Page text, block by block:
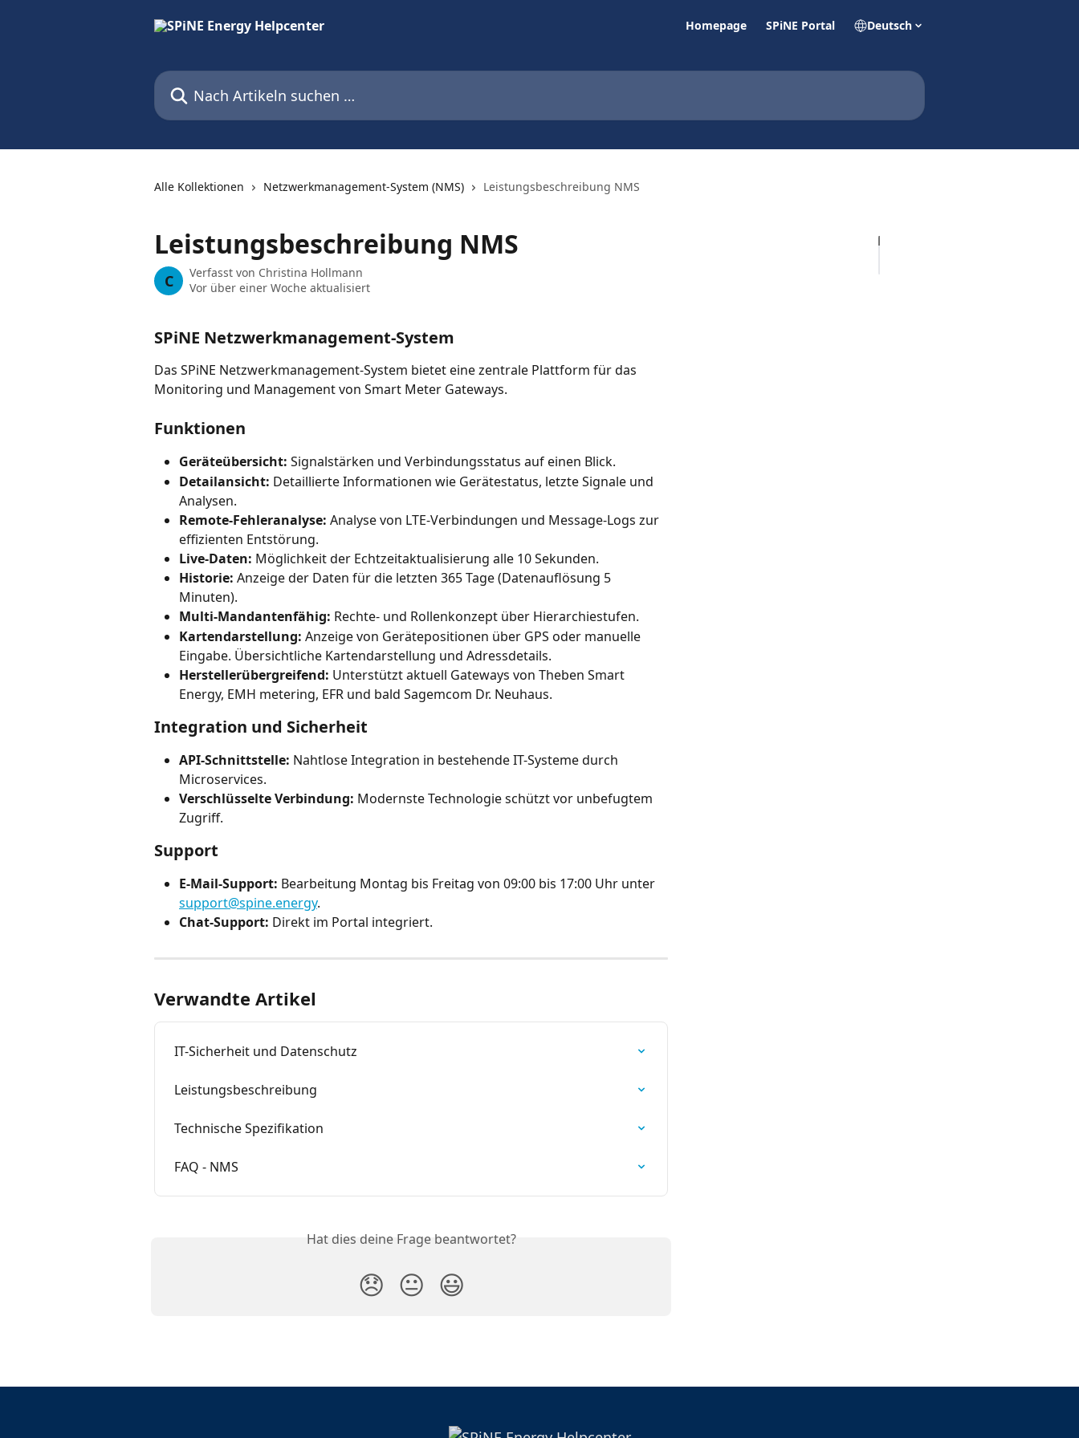
Homepage SPiNE Portal Deutsch
Nach Artikeln suchen …
Alle Kollektionen Netzwerkmanagement-System (NMS) Leistungsbeschreibung NMS
Leistungsbeschreibung NMS
C Verfasst von Christina Hollmann
Vor über einer Woche aktualisiert
SPiNE Netzwerkmanagement-System
Das SPiNE Netzwerkmanagement-System bietet eine zentrale Plattform für das
Monitoring und Management von Smart Meter Gateways.
Funktionen
Geräteübersicht: Signalstärken und Verbindungsstatus auf einen Blick.
Detailansicht: Detaillierte Informationen wie Gerätestatus, letzte Signale und
Analysen.
Remote-Fehleranalyse: Analyse von LTE-Verbindungen und Message-Logs zur
effizienten Entstörung.
Live-Daten: Möglichkeit der Echtzeitaktualisierung alle 10 Sekunden.
Historie: Anzeige der Daten für die letzten 365 Tage (Datenauflösung 5
Minuten).
Multi-Mandantenfähig: Rechte- und Rollenkonzept über Hierarchiestufen.
Kartendarstellung: Anzeige von Gerätepositionen über GPS oder manuelle
Eingabe. Übersichtliche Kartendarstellung und Adressdetails.
Herstellerübergreifend: Unterstützt aktuell Gateways von Theben Smart
Energy, EMH metering, EFR und bald Sagemcom Dr. Neuhaus.
Integration und Sicherheit
API-Schnittstelle: Nahtlose Integration in bestehende IT-Systeme durch
Microservices.
Verschlüsselte Verbindung: Modernste Technologie schützt vor unbefugtem
Zugriff.
Support
E-Mail-Support: Bearbeitung Montag bis Freitag von 09:00 bis 17:00 Uhr unter
support@spine.energy.
Chat-Support: Direkt im Portal integriert.
Verwandte Artikel
IT-Sicherheit und Datenschutz
Leistungsbeschreibung
Technische Spezifikation
FAQ - NMS
Hat dies deine Frage beantwortet?
😞 😐 😃